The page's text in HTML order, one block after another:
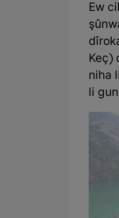
Ew
Keç)
niha
li